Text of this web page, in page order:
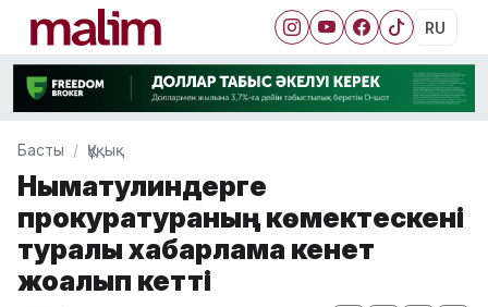
RU
Басты Құқық
Нығматулиндерге
прокуратураның көмектескені
туралы хабарлама кенет
жоғалып кетті